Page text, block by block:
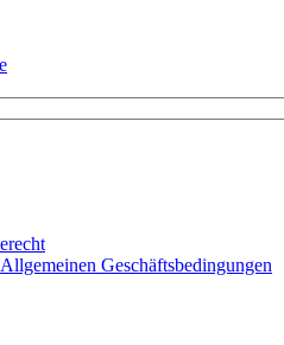
Geschäftsbedingungen